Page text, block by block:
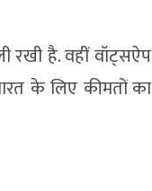
रखी है. वहीं वॉट्सऐप
के लिए कीमतों का